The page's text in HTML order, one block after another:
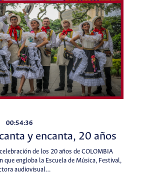
00:54:36
y encanta, 20 años
de los 20 años de COLOMBIA
que engloba la Escuela de Música, Festival,
audiovisual…